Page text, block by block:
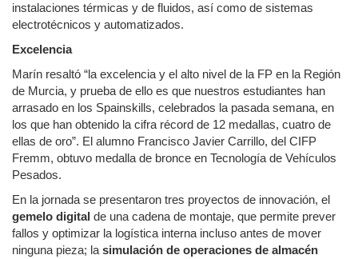
instalaciones térmicas y de fluidos, así como de sistemas
electrotécnicos y automatizados.
Excelencia
Marín resaltó “la excelencia y el alto nivel de la FP en la Región
de Murcia, y prueba de ello es que nuestros estudiantes han
arrasado en los Spainskills, celebrados la pasada semana, en
los que han obtenido la cifra récord de 12 medallas, cuatro de
ellas de oro”. El alumno Francisco Javier Carrillo, del CIFP
Fremm, obtuvo medalla de bronce en Tecnología de Vehículos
Pesados.
En la jornada se presentaron tres proyectos de innovación, el
gemelo digital de una cadena de montaje, que permite prever
fallos y optimizar la logística interna incluso antes de mover
ninguna pieza; la simulación de operaciones de almacén